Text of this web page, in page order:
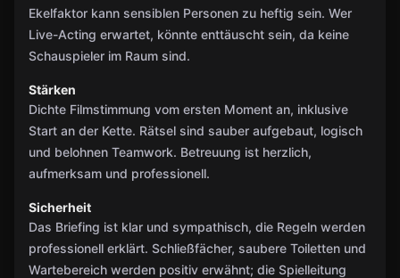
Ekelfaktor kann sensiblen Personen zu heftig sein. Wer
Live-Acting erwartet, könnte enttäuscht sein, da keine
Schauspieler im Raum sind.
Stärken
Dichte Filmstimmung vom ersten Moment an, inklusive
Start an der Kette. Rätsel sind sauber aufgebaut, logisch
und belohnen Teamwork. Betreuung ist herzlich,
aufmerksam und professionell.
Sicherheit
Das Briefing ist klar und sympathisch, die Regeln werden
professionell erklärt. Schließfächer, saubere Toiletten und
Wartebereich werden positiv erwähnt; die Spielleitung